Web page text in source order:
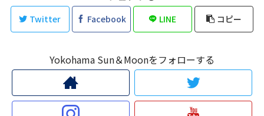
Twitter Facebook LINE コピー
Yokohama Sun＆Moonをフォローする